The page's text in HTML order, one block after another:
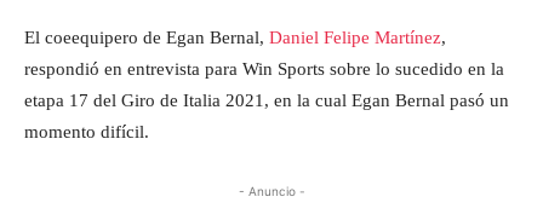
El coeequipero de Egan Bernal, Daniel Felipe Martínez,
respondió en entrevista para Win Sports sobre lo sucedido en la
etapa 17 del Giro de Italia 2021, en la cual Egan Bernal pasó un
momento difícil.
- Anuncio -